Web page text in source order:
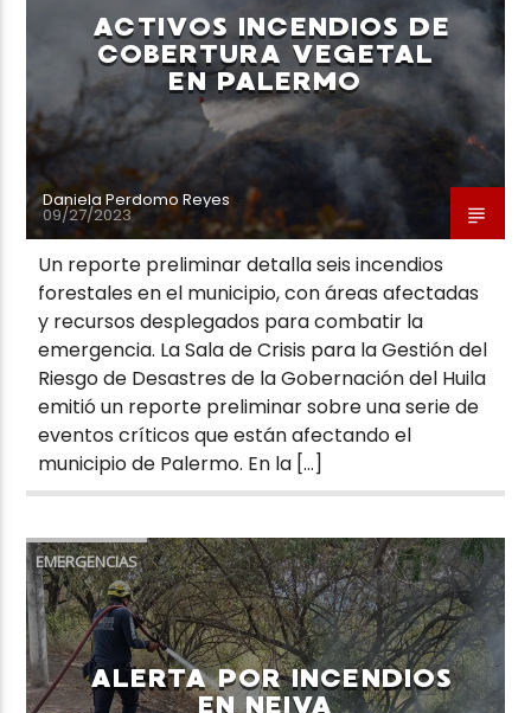
Neiva Estereo
ACTIVOS INCENDIOS DE
COBERTURA VEGETAL
EN PALERMO
Daniela Perdomo Reyes
09/27/2023
Un reporte preliminar detalla seis incendios
forestales en el municipio, con áreas afectadas
y recursos desplegados para combatir la
emergencia. La Sala de Crisis para la Gestión del
Riesgo de Desastres de la Gobernación del Huila
emitió un reporte preliminar sobre una serie de
eventos críticos que están afectando el
municipio de Palermo. En la […]
EMERGENCIAS
ALERTA POR INCENDIOS
EN NEIVA